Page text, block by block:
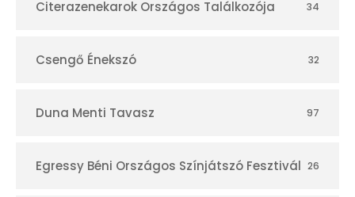
r
Citerazenekarok Országos Találkozója 34
Csengő Énekszó 32
Duna Menti Tavasz 97
Egressy Béni Országos Színjátszó Fesztivál 26